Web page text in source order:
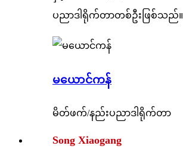
ပညာဒါရိုက်တာတစ်ဦးဖြစ်သည်။
မယောင်ကန်
မိတ်ဖက်/နည်းပညာဒါရိုက်တာ
Song Xiaogang